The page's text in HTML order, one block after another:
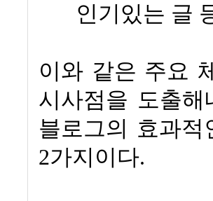
인기있는 글
이와 같은 주요
시사점을 도출해
블로그의 효과
2가지이다.